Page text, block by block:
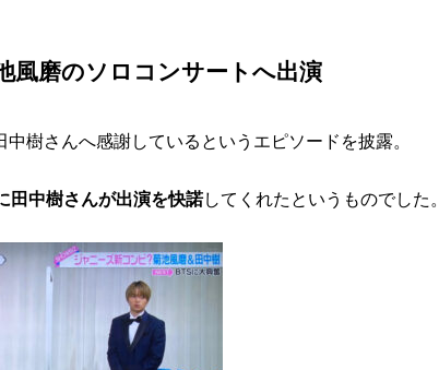
磨のソロコンサートへ出演
中樹さんへ感謝しているというエピソードを披露。
田中樹さんが出演を快諾してくれたというものでした。